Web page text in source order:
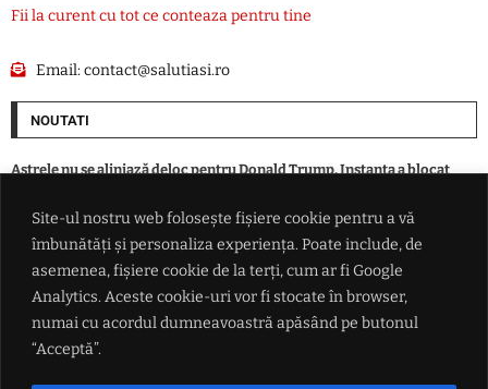
Site-ul nostru web folosește fișiere cookie pentru a vă
îmbunătăți și personaliza experiența. Poate include, de
asemenea, fișiere cookie de la terți, cum ar fi Google
Analytics. Aceste cookie-uri vor fi stocate în browser,
numai cu acordul dumneavoastră apăsând pe butonul
“Acceptă”.
Fii la curent cu tot ce conteaza pentru tine
Email:contact@salutiasi.ro
NOUTATI
Astrele nu se aliniază deloc pentru Donald Trump. Instanța a blocat
Șofer de 45 de ani, prins băut la volan în Iași. Alcoolemie de 1,64 mg/l și
control judiciar pentru 60 de zile
Prognoza pentru București, în weekend. Se va trece brusc de la căldură
sufocantă la furtuni